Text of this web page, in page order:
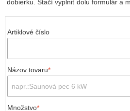
dobierku. Stačí vyplniť dolu formulár a
Artiklové číslo
Názov tovaru*
Množstvo*